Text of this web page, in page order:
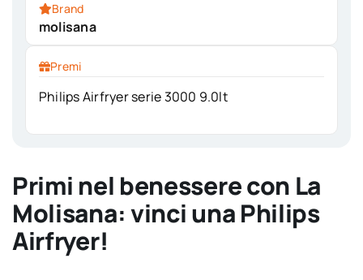
Brand
molisana
Premi
Philips Airfryer serie 3000 9.0lt
Primi nel benessere con La
Molisana: vinci una Philips
Airfryer!